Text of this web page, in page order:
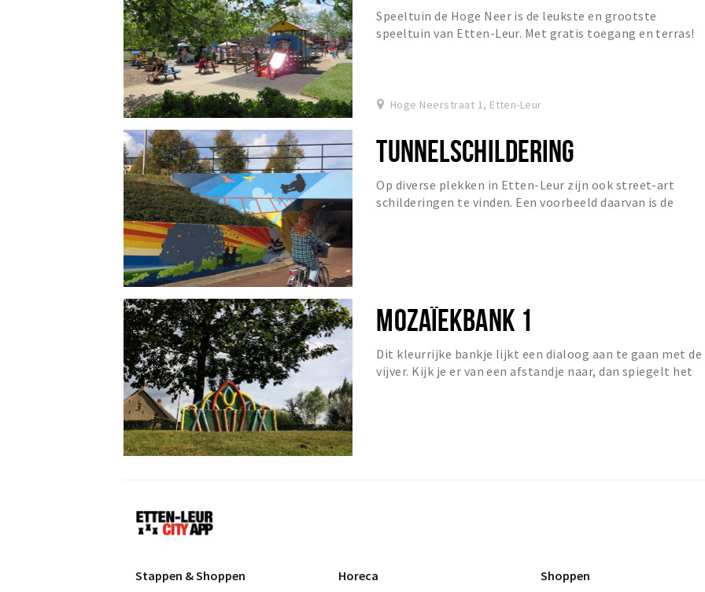
Speeltuin de Hoge Neer is de leukste en grootste
speeltuin van Etten-Leur. Met gratis toegang en terras!
Hoge Neerstraat 1, Etten-Leur
TUNNELSCHILDERING
Op diverse plekken in Etten-Leur zijn ook street-art
schilderingen te vinden. Een voorbeeld daarvan is de
MOZAÏEKBANK 1
Dit kleurrijke bankje lijkt een dialoog aan te gaan met de
vijver. Kijk je er van een afstandje naar, dan spiegelt het
Etten-
Leur
Stappen & Shoppen Horeca Shoppen